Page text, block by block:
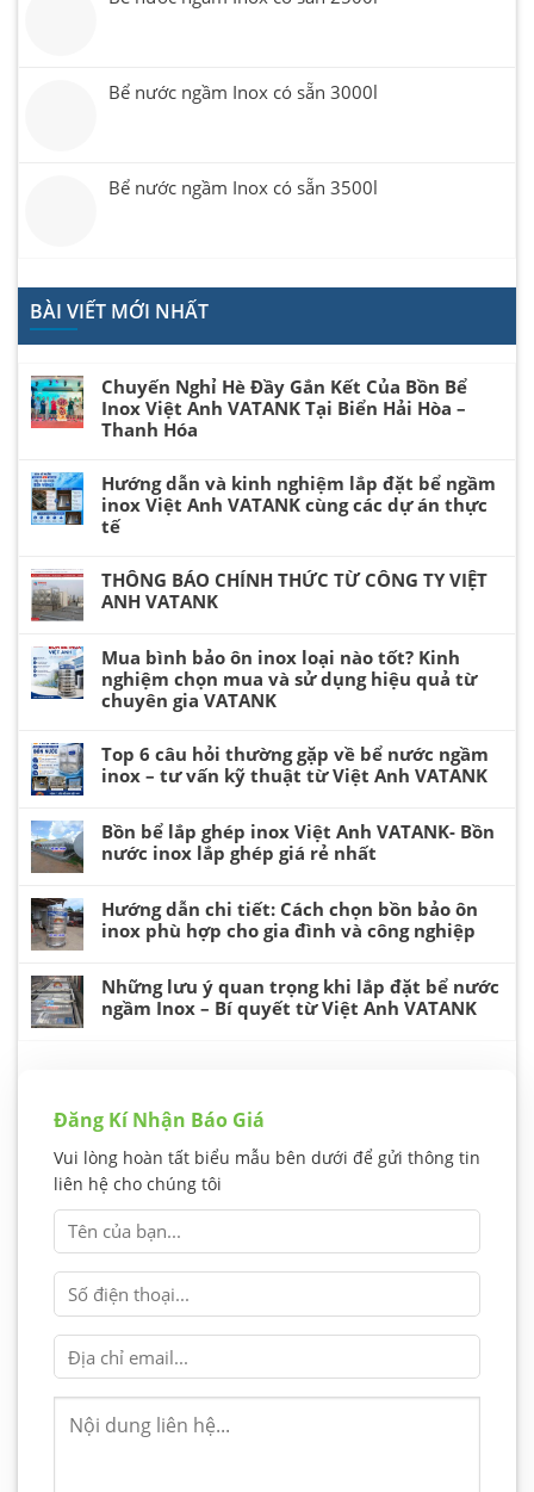
Bể nước ngầm Inox có sẵn 3000l
Bể nước ngầm Inox có sẵn 3500l
BÀI VIẾT MỚI NHẤT
Chuyến Nghỉ Hè Đầy Gắn Kết Của Bồn Bể
Inox Việt Anh VATANK Tại Biển Hải Hòa –
Thanh Hóa
Hướng dẫn và kinh nghiệm lắp đặt bể ngầm
inox Việt Anh VATANK cùng các dự án thực
tế
THÔNG BÁO CHÍNH THỨC TỪ CÔNG TY VIỆT
ANH VATANK
Mua bình bảo ôn inox loại nào tốt? Kinh
nghiệm chọn mua và sử dụng hiệu quả từ
chuyên gia VATANK
Top 6 câu hỏi thường gặp về bể nước ngầm
inox – tư vấn kỹ thuật từ Việt Anh VATANK
Bồn bể lắp ghép inox Việt Anh VATANK- Bồn
nước inox lắp ghép giá rẻ nhất
Hướng dẫn chi tiết: Cách chọn bồn bảo ôn
inox phù hợp cho gia đình và công nghiệp
Những lưu ý quan trọng khi lắp đặt bể nước
ngầm Inox – Bí quyết từ Việt Anh VATANK
Đăng Kí Nhận Báo Giá
Vui lòng hoàn tất biểu mẫu bên dưới để gửi thông tin
liên hệ cho chúng tôi